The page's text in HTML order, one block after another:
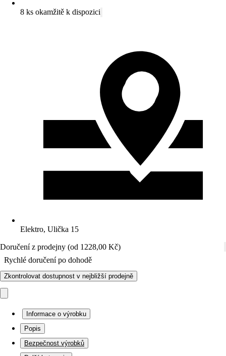
8 ks okamžitě k dispozici
Elektro, Ulička 15
Doručení z prodejny (od 1228,00 Kč)
Rychlé doručení po dohodě
Zkontrolovat dostupnost v nejbližší prodejně
Informace o výrobku
Popis
Bezpečnost výrobků